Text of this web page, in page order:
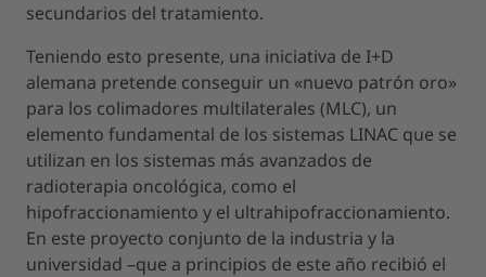
secundarios del tratamiento.
Teniendo esto presente, una iniciativa de I+D
alemana pretende conseguir un «nuevo patrón oro»
para los colimadores multilaterales (MLC), un
elemento fundamental de los sistemas LINAC que se
utilizan en los sistemas más avanzados de
radioterapia oncológica, como el
hipofraccionamiento y el ultrahipofraccionamiento.
En este proyecto conjunto de la industria y la
universidad –que a principios de este año recibió el